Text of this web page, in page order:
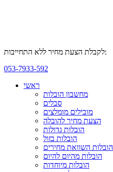
לקבלת הצעת מחיר ללא התחייבות:
053-7933-592
ראשי
מחשבון הובלות
סבלים
מובילים מומלצים
הצעת מחיר להובלה
הובלות גדולות
הובלות בזול
הובלות השוואת מחירים
הובלות מהיום להיום
הובלות מיוחדות